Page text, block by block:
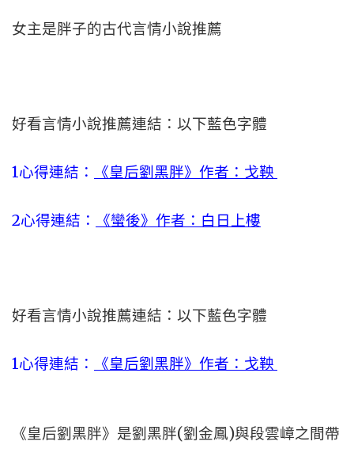
女主是胖子的古代言情小說推薦
好看言情小說推薦連結：以下藍色字體
1心得連結： 《皇后劉黑胖》作者：戈鞅
2心得連結： 《蠻後》作者：白日上樓
好看言情小說推薦連結：以下藍色字體
1心得連結： 《皇后劉黑胖》作者：戈鞅
《皇后劉黑胖》是劉黑胖(劉金鳳)與段雲嶂之間帶